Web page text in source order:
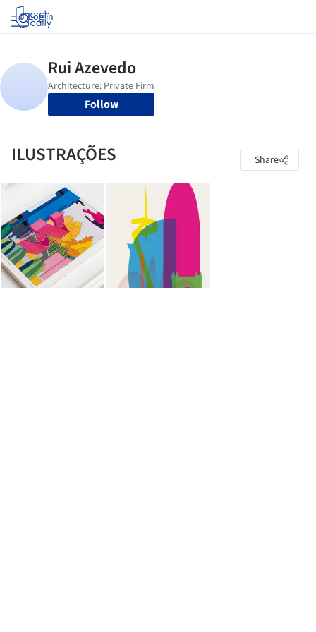
Log in
Follow
ILUSTRAÇÕES Share